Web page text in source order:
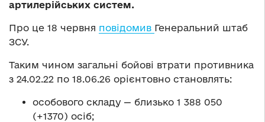
артилерійських систем.
Про це 18 червня повідомив Генеральний штаб
ЗСУ.
Таким чином загальні бойові втрати противника
з 24.02.22 по 18.06.26 орієнтовно становлять:
особового складу — близько 1 388 050
(+1370) осіб;